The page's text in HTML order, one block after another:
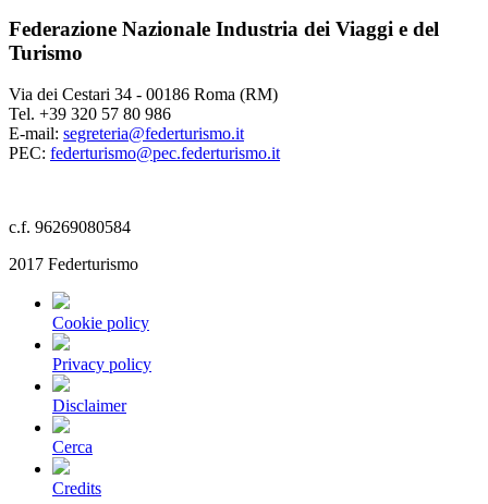
Federazione Nazionale Industria dei Viaggi e del
Turismo
Via dei Cestari 34 - 00186 Roma (RM)
Tel. +39 320 57 80 986
E-mail: segreteria@federturismo.it
PEC: federturismo@pec.federturismo.it
c.f. 96269080584
2017 Federturismo
Cookie policy
Privacy policy
Disclaimer
Cerca
Credits